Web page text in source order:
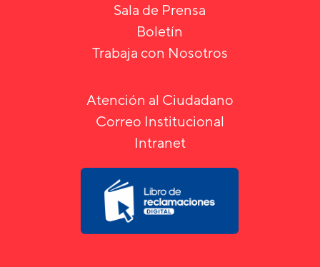
Sala de Prensa
Boletín
Trabaja con Nosotros
Atención al Ciudadano
Correo Institucional
Intranet